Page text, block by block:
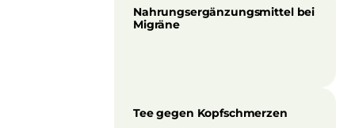
Nahrungsergänzungsmittel bei
Migräne
Tee gegen Kopfschmerzen